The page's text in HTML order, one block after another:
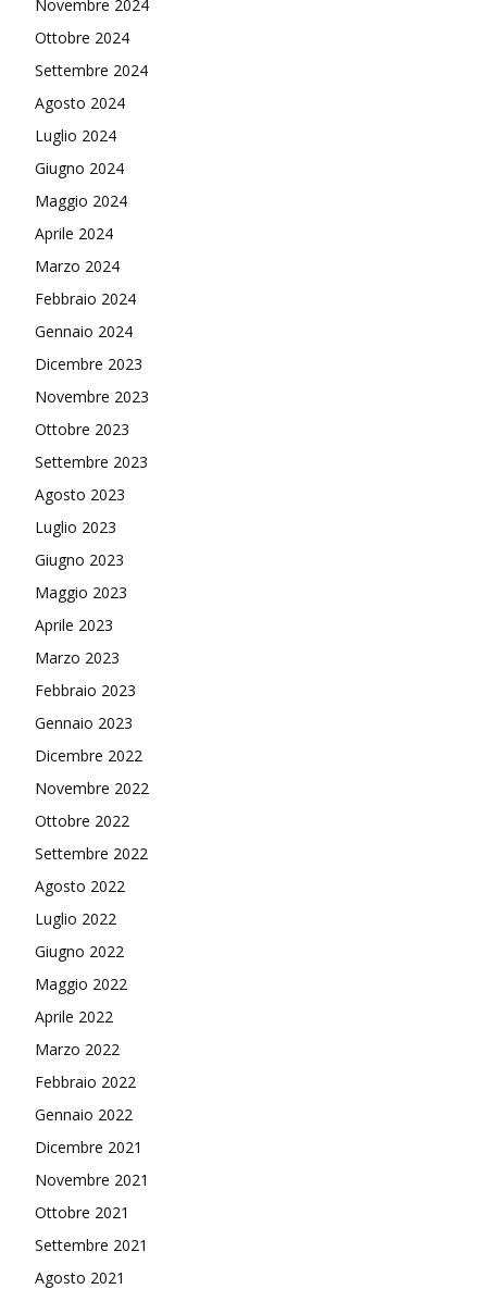
Novembre 2024
Ottobre 2024
Settembre 2024
Agosto 2024
Luglio 2024
Giugno 2024
Maggio 2024
Aprile 2024
Marzo 2024
Febbraio 2024
Gennaio 2024
Dicembre 2023
Novembre 2023
Ottobre 2023
Settembre 2023
Agosto 2023
Luglio 2023
Giugno 2023
Maggio 2023
Aprile 2023
Marzo 2023
Febbraio 2023
Gennaio 2023
Dicembre 2022
Novembre 2022
Ottobre 2022
Settembre 2022
Agosto 2022
Luglio 2022
Giugno 2022
Maggio 2022
Aprile 2022
Marzo 2022
Febbraio 2022
Gennaio 2022
Dicembre 2021
Novembre 2021
Ottobre 2021
Settembre 2021
Agosto 2021